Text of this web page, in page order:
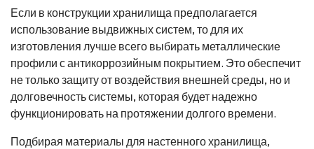
Если в конструкции хранилища предполагается
использование выдвижных систем, то для их
изготовления лучше всего выбирать металлические
профили с антикоррозийным покрытием. Это обеспечит
не только защиту от воздействия внешней среды, но и
долговечность системы, которая будет надежно
функционировать на протяжении долгого времени.
Подбирая материалы для настенного хранилища,